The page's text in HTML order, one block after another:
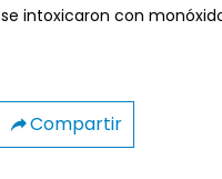
intoxicaron con
Compartir